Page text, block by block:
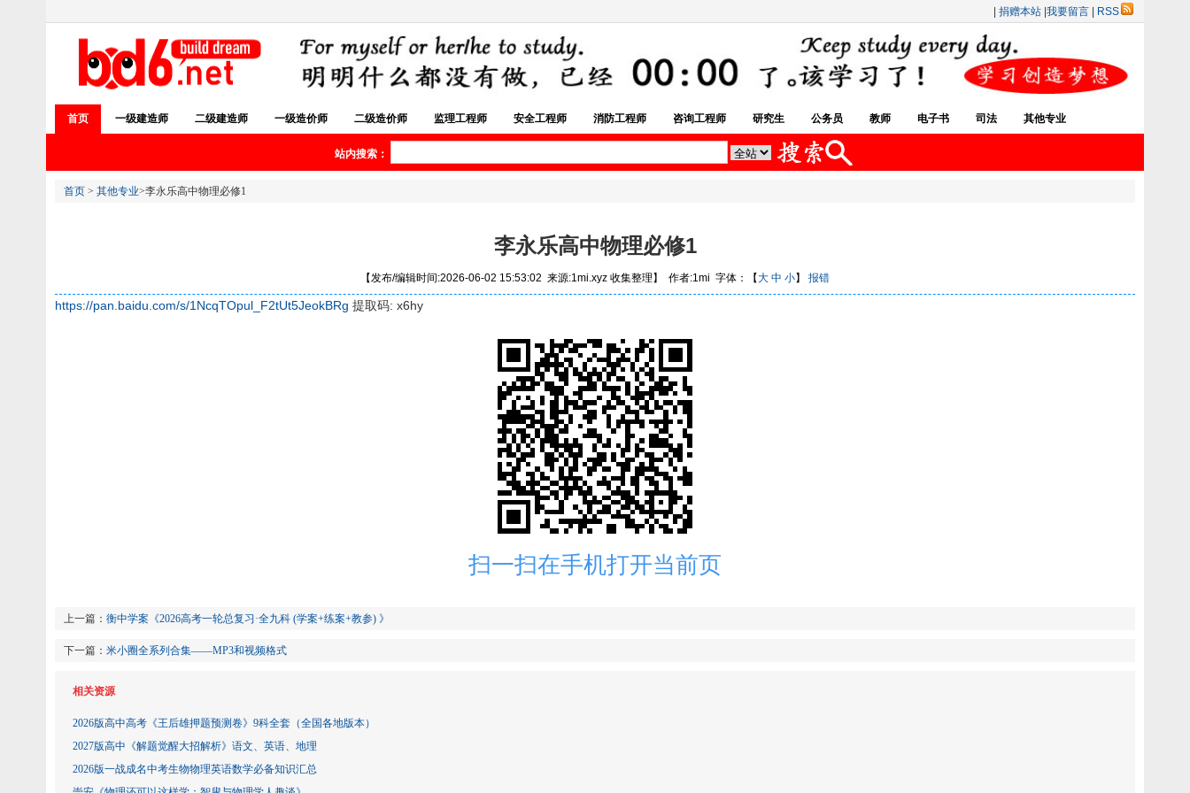
捐赠本站 我要留言 RSS
首页 一级建造师 二级建造师 一级造价师 二级造价师 监理工程师 安全工程师 消防工程师 咨询工程师 研究生 公务员 教师 电子书 司法 其他专业
站内搜索：
首页 > 其他专业>李永乐高中物理必修1
李永乐高中物理必修1
【发布/编辑时间:2026-06-02 15:53:02 来源:1mi.xyz 收集整理】 作者:1mi 字体：【大 中 小】 报错
https://pan.baidu.com/s/1NcqTOpul_F2tUt5JeokBRg 提取码: x6hy
扫一扫在手机打开当前页
上一篇： 衡中学案《2026高考一轮总复习·全九科 (学案+练案+教参) 》
下一篇： 米小圈全系列合集——MP3和视频格式
相关资源
2026版高中高考《王后雄押题预测卷》9科全套（全国各地版本）
2027版高中《解题觉醒大招解析》语文、英语、地理
2026版一战成名中考生物物理英语数学必备知识汇总